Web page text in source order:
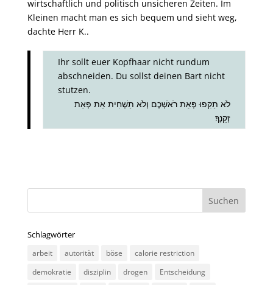
wirtschaftlich und politisch unsicheren Zeiten. Im
Kleinen macht man es sich bequem und sieht weg,
dachte Herr K..
Ihr sollt euer Kopfhaar nicht rundum
abschneiden. Du sollst deinen Bart nicht
stutzen.
לֹא תַקִּפוּ פְּאַת רֹאשְׁכֶם וְלֹא תַשְׁחִית אֵת פְּאַת
זְקָנֶךָ׃
Schlagwörter
arbeit autorität böse
calorie restriction
demokratie
disziplin drogen
Entscheidung